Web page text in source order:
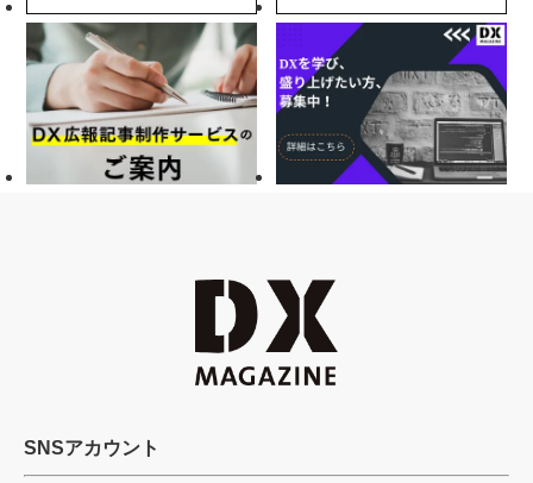
SNSアカウント